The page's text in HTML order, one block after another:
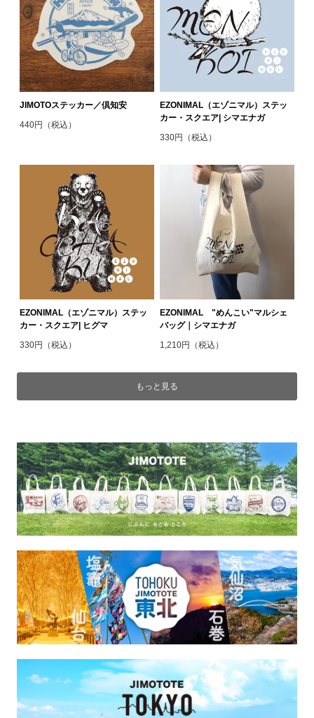
JIMOTOステッカー／倶知安
440円（税込）
EZONIMAL（エゾニマル）ステッ
カー・スクエア| シマエナガ
330円（税込）
EZONIMAL（エゾニマル）ステッ
カー・スクエア| ヒグマ
330円（税込）
EZONIMAL "めんこい"マルシェ
バッグ｜シマエナガ
1,210円（税込）
もっと見る